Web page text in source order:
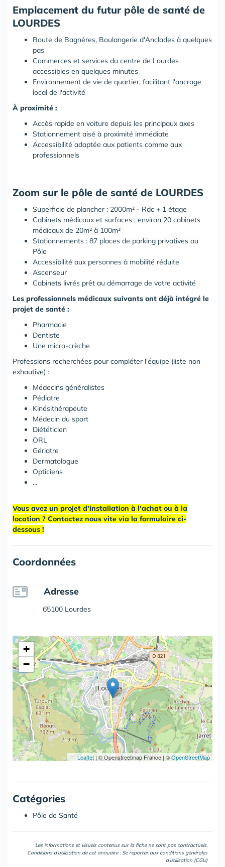
Emplacement du futur pôle de santé de
LOURDES
Route de Bagnéres, Boulangerie d'Anclades à quelques
pas
Commerces et services du centre de Lourdes
accessibles en quelques minutes
Environnement de vie de quartier, facilitant l'ancrage
local de l'activité
À proximité :
Accès rapide en voiture depuis les principaux axes
Stationnement aisé à proximité immédiate
Accessibilité adaptée aux patients comme aux
professionnels
Zoom sur le pôle de santé de LOURDES
Superficie de plancher : 2000m² - Rdc + 1 étage
Cabinets médicaux et surfaces : environ 20 cabinets
médicaux de 20m² à 100m²
Stationnements : 87 places de parking privatives au
Pôle
Accessibilité aux personnes à mobilité réduite
Ascenseur
Cabinets livrés prêt au démarrage de votre activité
Les professionnels médicaux suivants ont déjà intégré le
projet de santé :
Pharmacie
Dentiste
Une micro-crèche
Professions recherchées pour compléter l'équipe (liste non
exhautive) :
Médecins généralistes
Pédiatre
Kinésithérapeute
Médecin du sport
Diététicien
ORL
Gériatre
Dermatologue
Opticiens
...
Vous avez un projet d'installation à l'achat ou à la
location ? Contactez nous vite via la formulaire ci-
dessous !
Coordonnées
Adresse
65100 Lourdes
+
−
Leaflet|© Openstreetmap France | ©OpenStreetMap
Catégories
Pôle de Santé
Les informations et visuels contenus sur la fiche ne sont pas contractuels.
Conditions d'utilisation de cet annuaire : Se reporter aux conditions générales
d'utilisation (CGU)